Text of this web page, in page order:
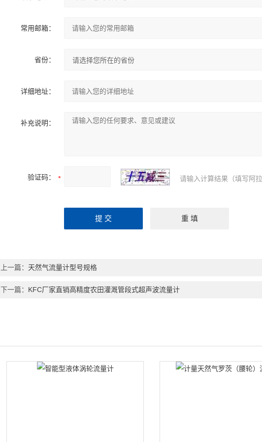
常用邮箱：
省份：
详细地址：
补充说明：
验证码： 请输入计算结果（填写阿
上一篇： 天然气流量计型号规格
下一篇： KFC厂家直销高精度农田灌溉管段式超声波流量计